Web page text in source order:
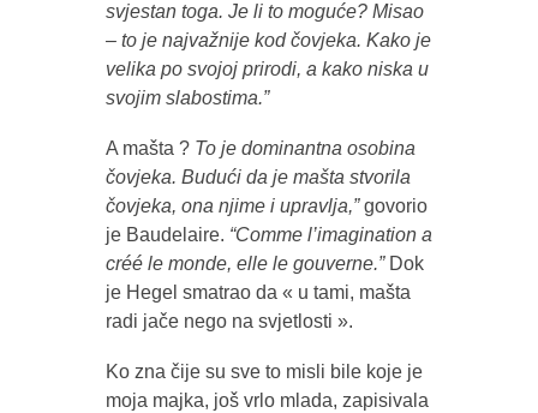
svjestan toga. Je li to moguće? Misao
– to je najvažnije kod čovjeka. Kako je
velika po svojoj prirodi, a kako niska u
svojim slabostima.”
A mašta ?To je dominantna osobina
čovjeka. Budući da je mašta stvorila
čovjeka, ona njime i upravlja,”govorio
je Baudelaire. “Comme l’imagination a
créé le monde, elle le gouverne.” Dok
je Hegel smatrao da « u tami, mašta
radi jače nego na svjetlosti ».
Ko zna čije su sve to misli bile koje je
moja majka, još vrlo mlada, zapisivala